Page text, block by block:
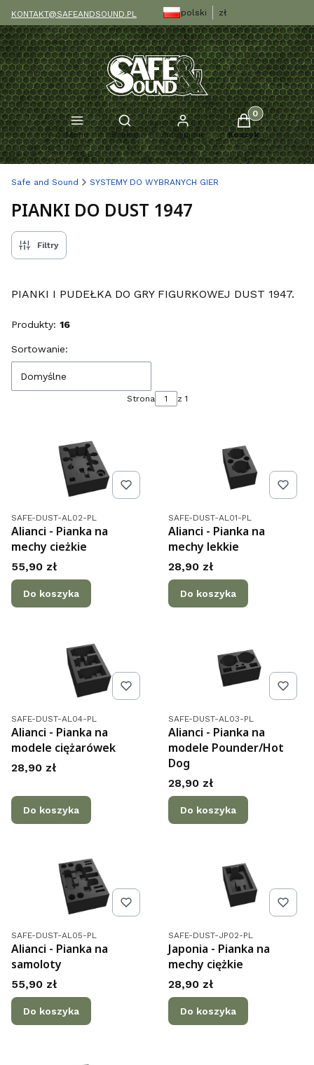
KONTAKT@SAFEANDSOUND.PL polski zł
Menu
Otwórz wyszukiwarkę
Szukaj Zaloguj się
Produkty w
Koszyk
Safe and Sound SYSTEMY DO WYBRANYCH GIER
PIANKI DO DUST 1947
Filtry
PIANKI I PUDEŁKA DO GRY FIGURKOWEJ DUST 1947.
Produkty: 16
Lista produktów
Sortowanie:
Domyślne
Strona z 1
Kod produktu
SAFE-DUST-AL02-PL
Alianci - Pianka na
mechy cieżkie
Cena
55,90 zł
Do koszyka
Kod produktu
SAFE-DUST-AL01-PL
Alianci - Pianka na
mechy lekkie
Cena
28,90 zł
Do koszyka
Kod produktu
SAFE-DUST-AL04-PL
Alianci - Pianka na
modele ciężarówek
Cena
28,90 zł
Do koszyka
Kod produktu
SAFE-DUST-AL03-PL
Alianci - Pianka na
modele Pounder/Hot
Dog
Cena
28,90 zł
Do koszyka
Kod produktu
SAFE-DUST-AL05-PL
Alianci - Pianka na
samoloty
Cena
55,90 zł
Do koszyka
Kod produktu
SAFE-DUST-JP02-PL
Japonia - Pianka na
mechy ciężkie
Cena
28,90 zł
Do koszyka